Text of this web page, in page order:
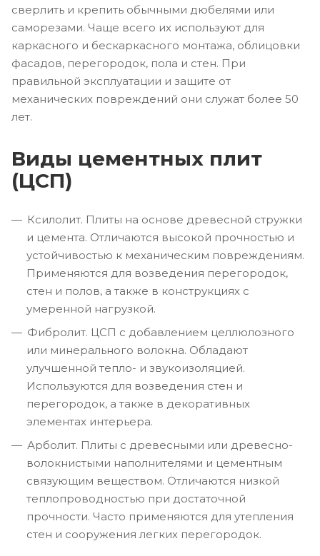
сверлить и крепить обычными дюбелями или
саморезами. Чаще всего их используют для
каркасного и бескаркасного монтажа, облицовки
фасадов, перегородок, пола и стен. При
правильной эксплуатации и защите от
механических повреждений они служат более 50
лет.
Виды цементных плит
(ЦСП)
Ксилолит. Плиты на основе древесной стружки
и цемента. Отличаются высокой прочностью и
устойчивостью к механическим повреждениям.
Применяются для возведения перегородок,
стен и полов, а также в конструкциях с
умеренной нагрузкой.
Фибролит. ЦСП с добавлением целлюлозного
или минерального волокна. Обладают
улучшенной тепло- и звукоизоляцией.
Используются для возведения стен и
перегородок, а также в декоративных
элементах интерьера.
Арболит. Плиты с древесными или древесно-
волокнистыми наполнителями и цементным
связующим веществом. Отличаются низкой
теплопроводностью при достаточной
прочности. Часто применяются для утепления
стен и сооружения легких перегородок.